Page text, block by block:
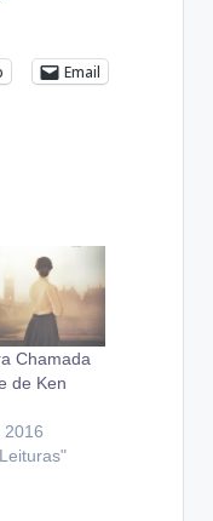
Email
Chamada
de Ken
2016